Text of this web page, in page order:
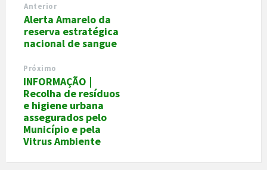
Anterior
Alerta Amarelo da
reserva estratégica
nacional de sangue
Próximo
INFORMAÇÃO |
Recolha de resíduos
e higiene urbana
assegurados pelo
Município e pela
Vitrus Ambiente